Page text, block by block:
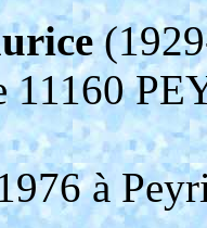
11160
à